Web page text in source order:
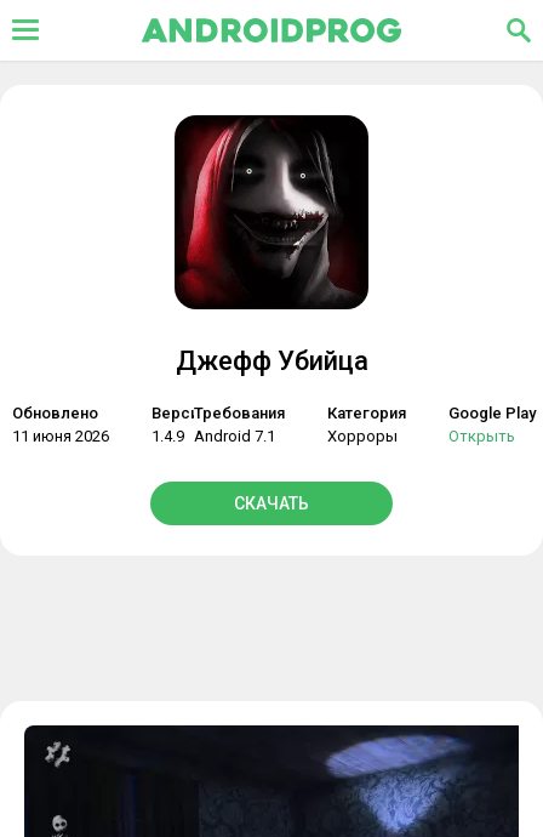
Джефф Убийца
Обновлено
11 июня 2026
Версия
1.4.9
Требования
Android 7.1
Категория
Хорроры
Google Play
Открыть
СКАЧАТЬ